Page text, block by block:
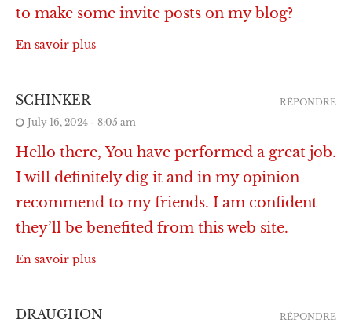
to make some invite posts on my blog?
En savoir plus
SCHINKER
July 16, 2024 - 8:05 am
Hello there, You have performed a great job.
I will definitely dig it and in my opinion
recommend to my friends. I am confident
they’ll be benefited from this web site.
En savoir plus
RÉPONDRE
DRAUGHON RÉPONDRE